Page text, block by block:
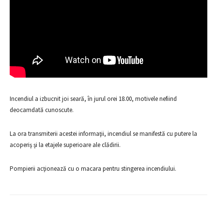
Incendiul a izbucnit joi seară, în jurul orei 18.00, motivele nefiind
deocamdată cunoscute.
La ora transmiterii acestei informaţii, incendiul se manifestă cu putere la
acoperiş şi la etajele superioare ale clădirii.
Pompierii acţionează cu o macara pentru stingerea incendiului.